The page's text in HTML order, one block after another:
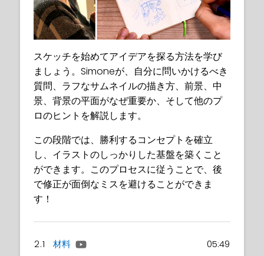
スケッチを始めてアイデアを探る方法を学び
ましょう。Simoneが、自分に問いかけるべき
質問、ラフなサムネイルの描き方、前景、中
景、背景の平面がなぜ重要か、そして他のプ
ロのヒントを解説します。
この段階では、勝利するコンセプトを確立
し、イラストのしっかりした基盤を築くこと
ができます。このプロセスに従うことで、後
で修正が面倒なミスを避けることができま
す！
2.1 材料
05:49